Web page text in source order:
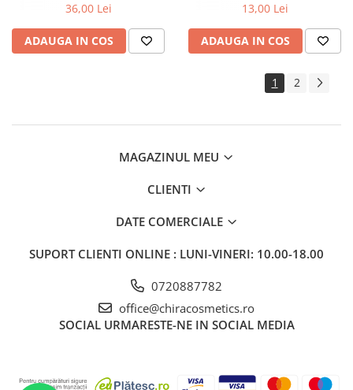
36,00 Lei
ADAUGA IN COS
13,00 Lei
ADAUGA IN COS
1 2
MAGAZINUL MEU
CLIENTI
DATE COMERCIALE
SUPORT CLIENTI ONLINE : LUNI-VINERI: 10.00-18.00
0720887782
office@chiracosmetics.ro
SOCIAL URMARESTE-NE IN SOCIAL MEDIA